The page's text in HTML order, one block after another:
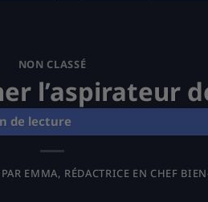
NON CLASSÉ
l’aspirateur
PAR EMMA, RÉDACTRICE EN CHEF